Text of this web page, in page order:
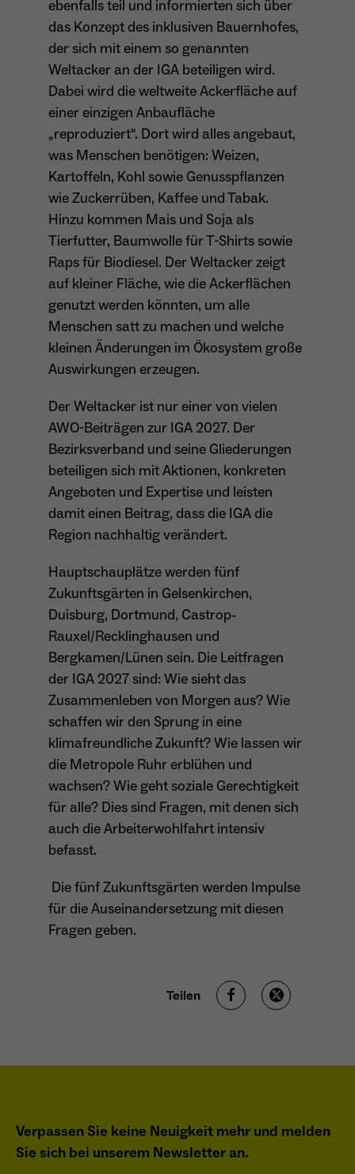
Name _ga
Laufzeit 1 Jahr
Unterscheidung der Webseitenbesucher.
Name _ga_TNS3S6RE8W
Anbieter Google LLC
Laufzeit 2 Jahre
Zweck
Vergibt eine zufällige, pseudonyme ID, damit
erkannt wird, ob ein Besucher neu oder
_gcl_au
Anbieter Google LLC
Laufzeit 4 Monate
Zweck
- Wird von Google Ads / Google Tag Manager
und Werbewirksamkeitsmessung - Hilft zu
verstehen, wie Nutzer mit Anzeigen
interagieren
Name _fbp
Anbieter Meta Platforms Inc. (Facebook)
Zweck
- Wiedererkennung von Nutzern zwischen
Websites - Ausspielung personalisierter
Werbung - Messung von Conversions aus
ebenfalls teil und informierten sich über
das Konzept des inklusiven Bauernhofes,
der sich mit einem so genannten
Weltacker an der IGA beteiligen wird.
Dabei wird die weltweite Ackerfläche auf
einer einzigen Anbaufläche
„reproduziert“. Dort wird alles angebaut,
was Menschen benötigen: Weizen,
Kartoffeln, Kohl sowie Genusspflanzen
wie Zuckerrüben, Kaffee und Tabak.
Hinzu kommen Mais und Soja als
Tierfutter, Baumwolle für T-Shirts sowie
Raps für Biodiesel. Der Weltacker zeigt
auf kleiner Fläche, wie die Ackerflächen
genutzt werden könnten, um alle
Menschen satt zu machen und welche
kleinen Änderungen im Ökosystem große
Auswirkungen erzeugen.
Der Weltacker ist nur einer von vielen
AWO-Beiträgen zur IGA 2027. Der
Bezirksverband und seine Gliederungen
beteiligen sich mit Aktionen, konkreten
Angeboten und Expertise und leisten
damit einen Beitrag, dass die IGA die
Region nachhaltig verändert.
Hauptschauplätze werden fünf
Zukunftsgärten in Gelsenkirchen,
Duisburg, Dortmund, Castrop-
Rauxel/Recklinghausen und
Bergkamen/Lünen sein. Die Leitfragen
der IGA 2027 sind: Wie sieht das
Zusammenleben von Morgen aus? Wie
schaffen wir den Sprung in eine
klimafreundliche Zukunft? Wie lassen wir
die Metropole Ruhr erblühen und
wachsen? Wie geht soziale Gerechtigkeit
für alle? Dies sind Fragen, mit denen sich
auch die Arbeiterwohlfahrt intensiv
befasst.
Die fünf Zukunftsgärten werden Impulse
für die Auseinandersetzung mit diesen
Fragen geben.
Teilen
Verpassen Sie keine Neuigkeit mehr und melden
Sie sich bei unserem Newsletter an.